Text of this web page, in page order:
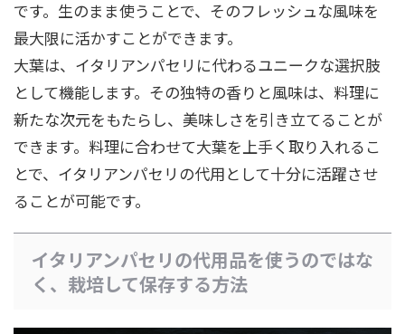
です。生のまま使うことで、そのフレッシュな風味を
最大限に活かすことができます。
大葉は、イタリアンパセリに代わるユニークな選択肢
として機能します。その独特の香りと風味は、料理に
新たな次元をもたらし、美味しさを引き立てることが
できます。料理に合わせて大葉を上手く取り入れるこ
とで、イタリアンパセリの代用として十分に活躍させ
ることが可能です。
イタリアンパセリの代用品を使うのではな
く、栽培して保存する方法